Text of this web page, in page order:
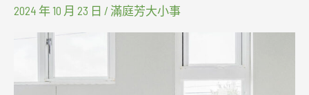
2024 年 10 月 23 日 / 滿庭芳大小事
墊
化